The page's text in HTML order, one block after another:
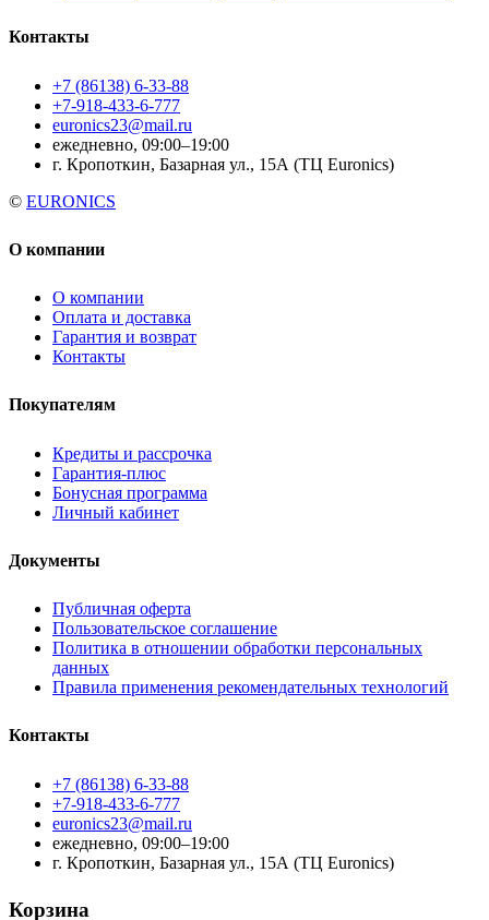
Контакты
+7 (86138) 6-33-88
+7-918-433-6-777
euronics23@mail.ru
ежедневно, 09:00–19:00
г. Кропоткин, Базарная ул., 15А (ТЦ Euronics)
© EURONICS
О компании
О компании
Оплата и доставка
Гарантия и возврат
Контакты
Покупателям
Кредиты и рассрочка
Гарантия-плюс
Бонусная программа
Личный кабинет
Документы
Публичная оферта
Пользовательское соглашение
Политика в отношении обработки персональных
данных
Правила применения рекомендательных технологий
Контакты
+7 (86138) 6-33-88
+7-918-433-6-777
euronics23@mail.ru
ежедневно, 09:00–19:00
г. Кропоткин, Базарная ул., 15А (ТЦ Euronics)
Корзина